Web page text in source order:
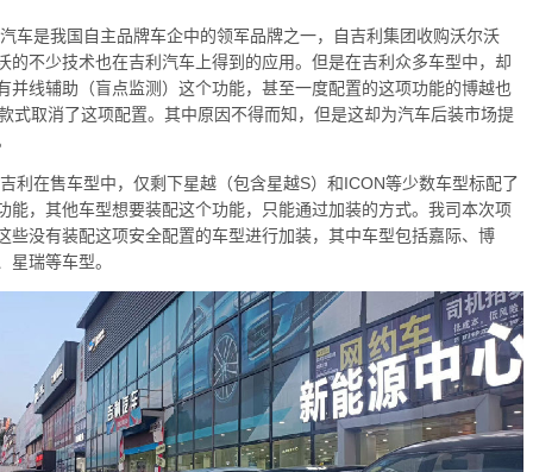
我国自主品牌车企中的领军品牌之一，自吉利集团收购沃尔沃
的不少技术也在吉利汽车上得到的应用。但是在吉利众多车型中，却
并线辅助（盲点监测）这个功能，甚至一度配置的这项功能的博越也
式取消了这项配置。其中原因不得而知，但是这却为汽车后装市场提
售车型中，仅剩下星越（包含星越S）和ICON等少数车型标配了
能，其他车型想要装配这个功能，只能通过加装的方式。我司本次项
些没有装配这项安全配置的车型进行加装，其中车型包括嘉际、博
星瑞等车型。